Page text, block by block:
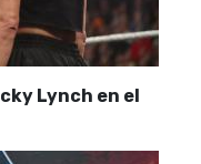
Lynch en el